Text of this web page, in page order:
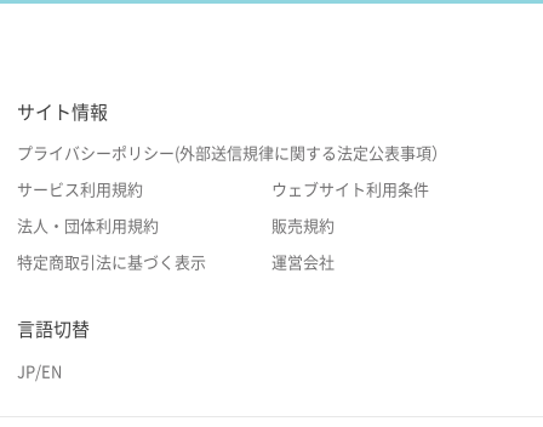
カリキュラム紹介
サポート
サイト情報
プライバシーポリシー(外部送信規律に関する法定公表事項）
サービス利用規約 ウェブサイト利用条件
法人・団体利用規約 販売規約
特定商取引法に基づく表示 運営会社
言語切替
JP/EN